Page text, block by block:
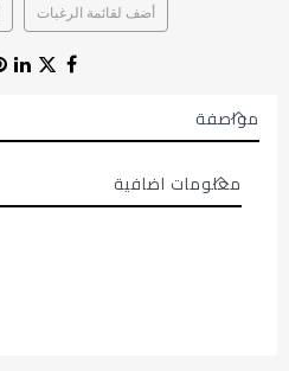
أضف لقائمة الرغبات
مواصفة
معلومات اضافية